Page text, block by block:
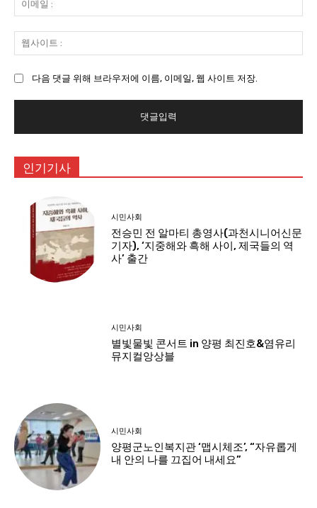
메
일
사
:
다음 댓글 위해 브라우저에 이름, 이메일, 웹 사이트 저장.
인기기사
시민사회
전승민 전 알마티 총영사(과천시니어신문
기자), ‘지중해와 흑해 사이, 제국들의 역
사’ 출간
시민사회
별빛물빛 콘서트 in 양평 최진호&염유리
뮤지컬앙상블
시민사회
양평군노인복지관 ‘맵시체조’, “자유롭게
내 안의 나를 끄집어 내세요”